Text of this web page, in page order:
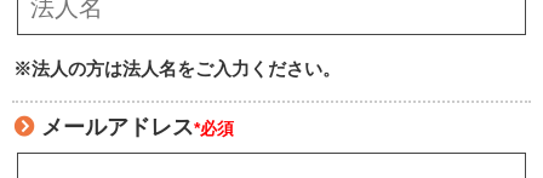
※法人の方は法人名をご入力ください。
メールアドレス*必須